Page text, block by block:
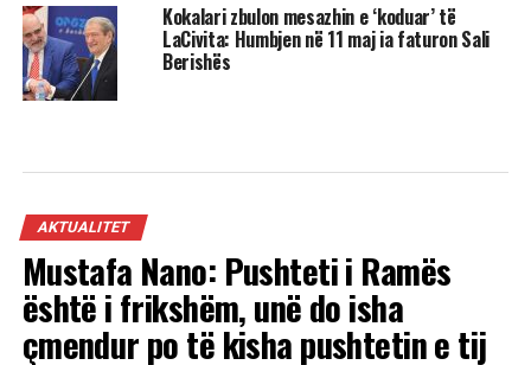
Kokalari zbulon mesazhin e ‘koduar’ të
LaCivita: Humbjen në 11 maj ia faturon Sali
Berishës
AKTUALITET
Mustafa Nano: Pushteti i Ramës
është i frikshëm, unë do isha
çmendur po të kisha pushtetin e tij